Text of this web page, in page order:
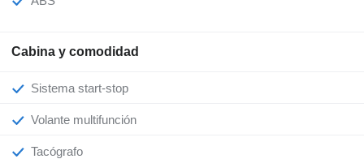
Cabina y comodidad
Sistema start-stop
Volante multifunción
Tacógrafo